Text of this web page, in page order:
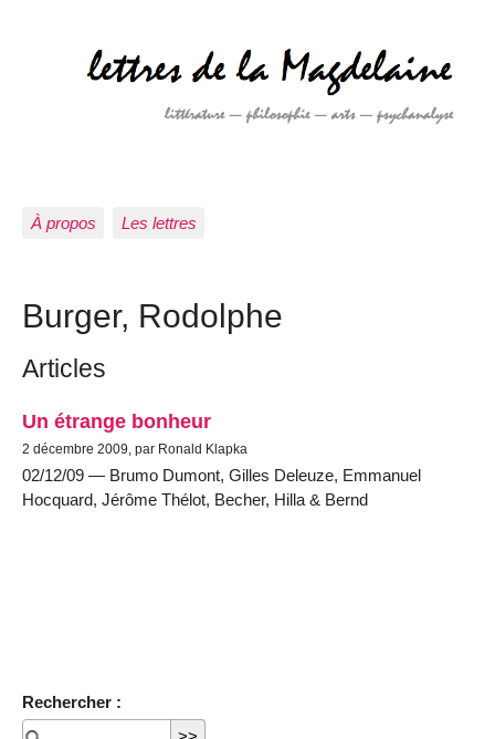
À propos Les lettres
Burger, Rodolphe
Articles
Un étrange bonheur
2 décembre 2009, par Ronald Klapka
02/12/09 — Brumo Dumont, Gilles Deleuze, Emmanuel
Hocquard, Jérôme Thélot, Becher, Hilla & Bernd
Rechercher :